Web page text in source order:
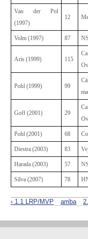
Van der Pol
(1997)
12
Volm (1997) 87
Aris (1999) 115
Pohl (1999) 99
Goff (2001) 29
Pohl (2001) 68
Diestra (2003) 83
Harada (2003) 57
Silva (2007) 78
‹ 1.1 LRP/MVP arriba